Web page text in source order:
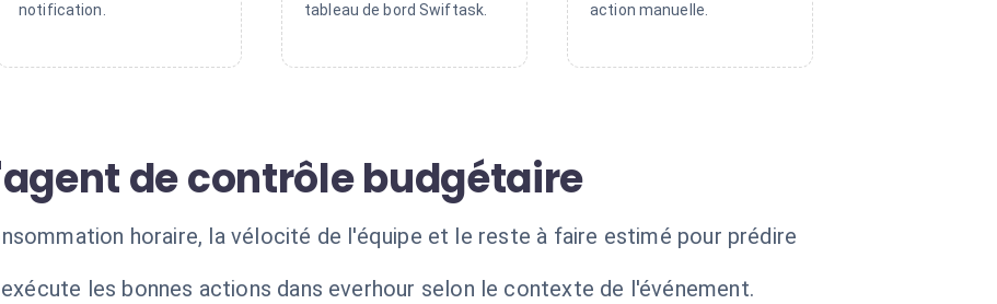
notification.
tableau de bord Swiftask.
action manuelle.
de contrôle budgétaire
horaire, la vélocité de l'équipe et le reste à faire estimé pour prédire
exécute les bonnes actions dans everhour selon le contexte de l'événement.